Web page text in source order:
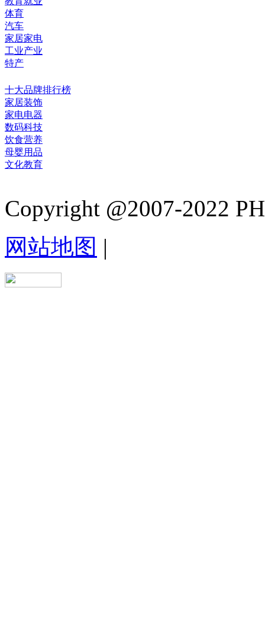
体育
汽车
家居家电
工业产业
特产
十大品牌排行榜
家居装饰
家电电器
数码科技
饮食营养
母婴用品
文化教育
Copyright @2007-2022
网站地图 |